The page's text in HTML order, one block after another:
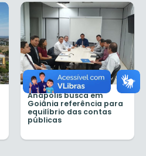
Anápolis busca em
Goiânia referência para
equilíbrio das contas
públicas